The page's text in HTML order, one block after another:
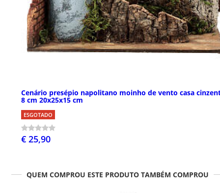
Cenário presépio napolitano moinho de vento casa
8 cm 20x25x15 cm
ESGOTADO
€ 25,90
QUEM COMPROU ESTE PRODUTO TAMBÉM COMPROU